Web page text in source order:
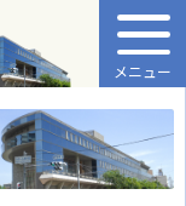
メニュー